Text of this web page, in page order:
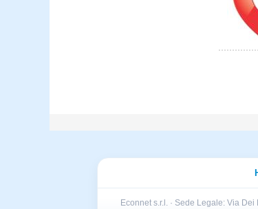
Econnet s.r.l. · Sede Legale: Via